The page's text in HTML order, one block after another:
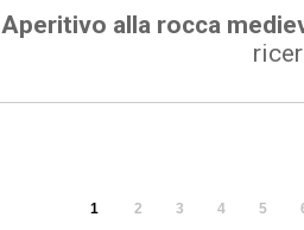
Aperitivo alla rocca
1 2 3 4 5